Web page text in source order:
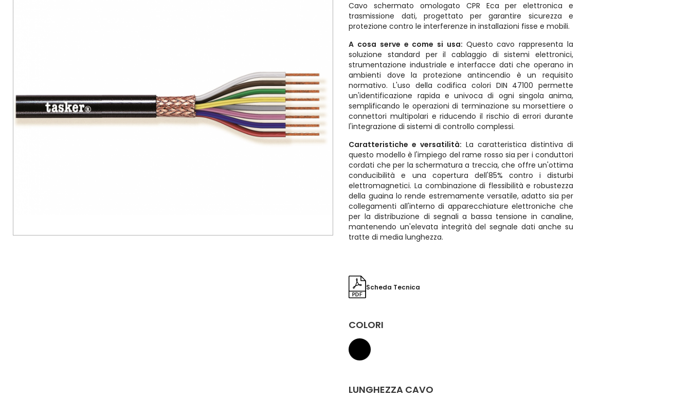
Cavo schermato omologato CPR Eca per elettronica e
trasmissione dati, progettato per garantire sicurezza e
protezione contro le interferenze in installazioni fisse e mobili.
A cosa serve e come si usa: Questo cavo rappresenta la
soluzione standard per il cablaggio di sistemi elettronici,
strumentazione industriale e interfacce dati che operano in
ambienti dove la protezione antincendio è un requisito
normativo. L'uso della codifica colori DIN 47100 permette
un'identificazione rapida e univoca di ogni singola anima,
semplificando le operazioni di terminazione su morsettiere o
connettori multipolari e riducendo il rischio di errori durante
l'integrazione di sistemi di controllo complessi.
Caratteristiche e versatilità: La caratteristica distintiva di
questo modello è l'impiego del rame rosso sia per i conduttori
cordati che per la schermatura a treccia, che offre un'ottima
conducibilità e una copertura dell'85% contro i disturbi
elettromagnetici. La combinazione di flessibilità e robustezza
della guaina lo rende estremamente versatile, adatto sia per
collegamenti all'interno di apparecchiature elettroniche che
per la distribuzione di segnali a bassa tensione in canaline,
mantenendo un'elevata integrità del segnale dati anche su
tratte di media lunghezza.
Scheda Tecnica
COLORI
LUNGHEZZA CAVO